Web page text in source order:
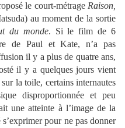
le court-métrage Raison,
au moment de la sortie
du monde. Si le film de 6
de Paul et Kate, n’a pas
il y a plus de quatre ans,
il y a quelques jours vient
la toile, certains internautes
disproportionnée et peu
une atteinte à l’image de la
pour ne pas donner